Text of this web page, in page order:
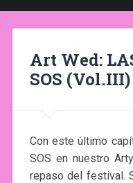
Art Wed:
SOS (Vol.III)
Con este último
SOS en nuestro
repaso del festival.